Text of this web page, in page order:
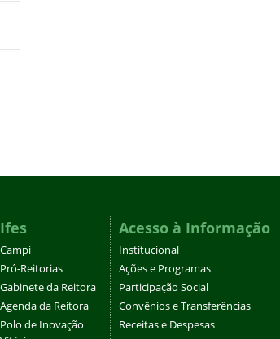
Ifes
Campi
Pró-Reitorias
Gabinete da Reitora
Agenda da Reitora
Polo de Inovação
Acesso à Informação
Institucional
Ações e Programas
Participação Social
Convênios e Transferências
Receitas e Despesas